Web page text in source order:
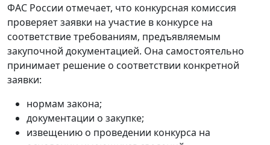
ФАС России отмечает, что конкурсная комиссия
проверяет заявки на участие в конкурсе на
соответствие требованиям, предъявляемым
закупочной документацией. Она самостоятельно
принимает решение о соответствии конкретной
заявки:
нормам закона;
документации о закупке;
извещению о проведении конкурса на